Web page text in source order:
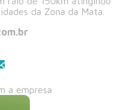
da Zona da Mata.
a empresa